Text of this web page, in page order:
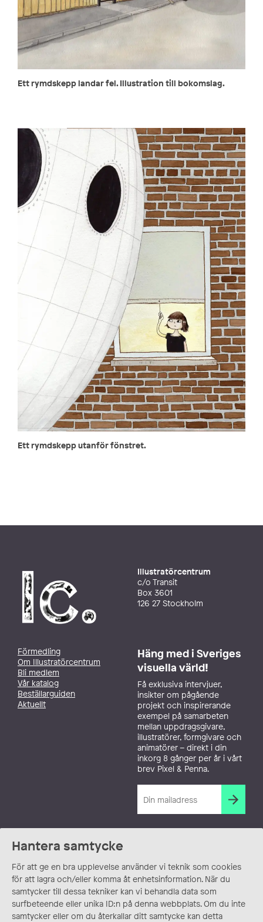
Hantera samtycke
För att ge en bra upplevelse använder vi teknik som cookies
för att lagra och/eller komma åt enhetsinformation. När du
samtycker till dessa tekniker kan vi behandla data som
surfbeteende eller unika ID:n på denna webbplats. Om du inte
samtycker eller om du återkallar ditt samtycke kan detta
Ett rymdskepp landar fel. Illustration till bokomslag.
Ett rymdskepp utanför fönstret.
Illustratörcentrum
c/o Transit
Box 3601
126 27 Stockholm
Förmedling
Om Illustratörcentrum
Bli medlem
Vår katalog
Beställarguiden
Aktuellt
Häng med i Sveriges
visuella värld!
Få exklusiva intervjuer,
insikter om pågående
projekt och inspirerande
exempel på samarbeten
mellan uppdragsgivare,
illustratörer, formgivare och
animatörer – direkt i din
inkorg 8 gånger per år i vårt
brev Pixel & Penna.